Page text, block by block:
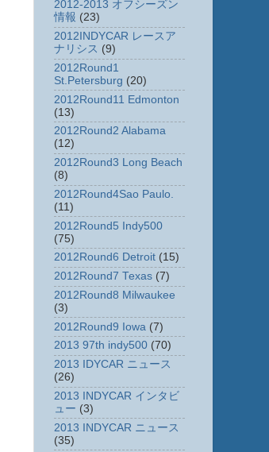
2012-2013 オフシーズン
情報 (23)
2012INDYCAR レースア
ナリシス (9)
2012Round1
St.Petersburg (20)
2012Round11 Edmonton
(13)
2012Round2 Alabama
(12)
2012Round3 Long Beach
(8)
2012Round4Sao Paulo.
(11)
2012Round5 Indy500
(75)
2012Round6 Detroit (15)
2012Round7 Texas (7)
2012Round8 Milwaukee
(3)
2012Round9 Iowa (7)
2013 97th indy500 (70)
2013 IDYCAR ニュース
(26)
2013 INDYCAR インタビ
ュー (3)
2013 INDYCAR ニュース
(35)